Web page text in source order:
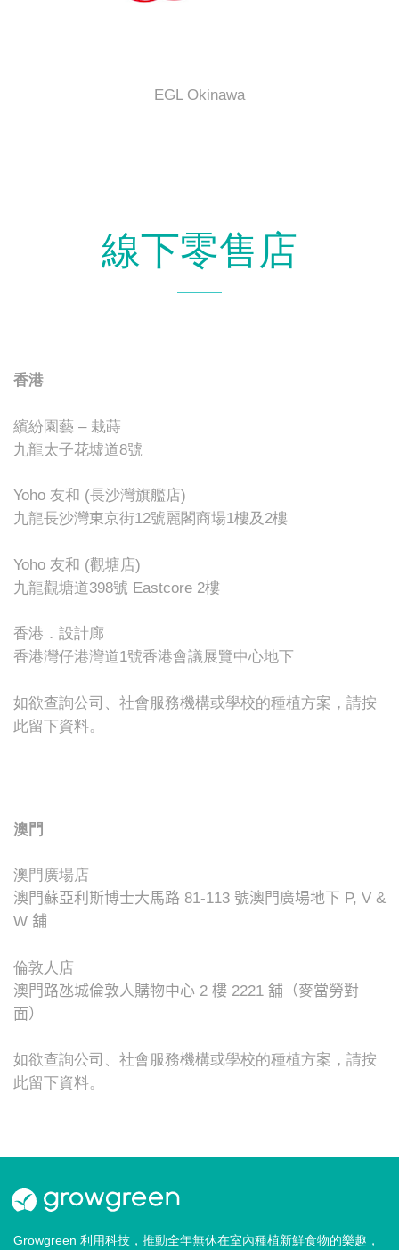
EGL Okinawa
線下零售店
香港
繽紛園藝 – 栽蒔
九龍太子花墟道8號
Yoho 友和 (長沙灣旗艦店)
九龍長沙灣東京街12號麗閣商場1樓及2樓
Yoho 友和 (觀塘店)
九龍觀塘道398號 Eastcore 2樓
香港．設計廊
香港灣仔港灣道1號香港會議展覽中心地下
如欲查詢公司、社會服務機構或學校的種植方案， 請按
此留下資料。
澳門
澳門廣場店
澳門蘇亞利斯博士大馬路 81-113 號澳門廣場地下 P, V &
W 舖
倫敦人店
澳門路氹城倫敦人購物中心 2 樓 2221 舖（麥當勞對
面）
如欲查詢公司、社會服務機構或學校的種植方案， 請按
此留下資料。
Growgreen 利用科技，推動全年無休在室內種植新鮮食物的樂趣，